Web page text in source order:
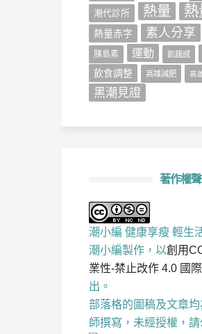
潮代診所
熱量
熱量赤字 素人分享
胰島素 運動 飢餓感
飲食調整
高雄減肥 高
黑潮見證
著作權
潮小編 健康享瘦 輕生
潮小編製作，以創用
業性-禁止改作 4.0 國
出。
部落格的圖稿及文章
師撰寫，未經授權，